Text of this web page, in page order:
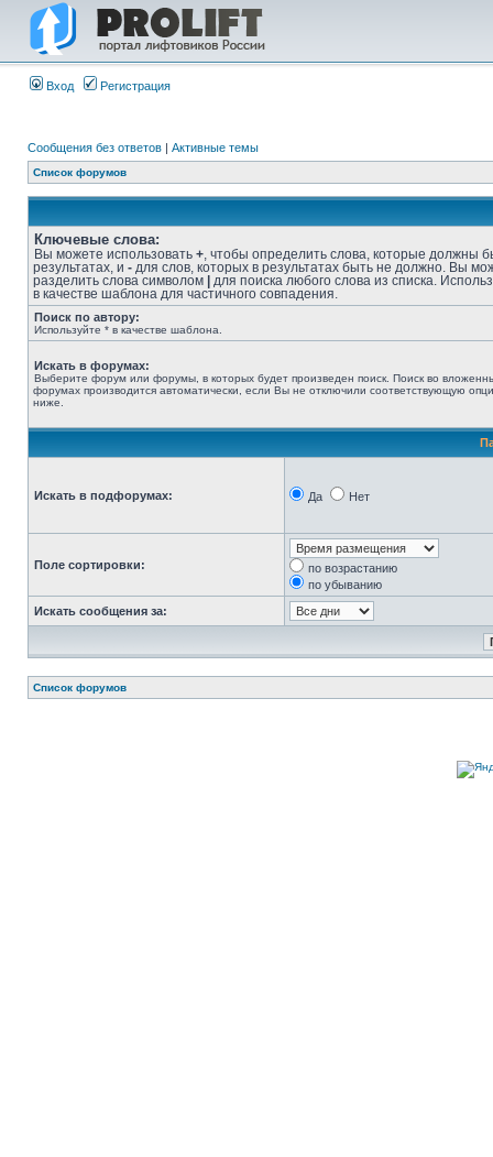
Вход Регистрация
Сообщения без ответов | Активные темы
Список форумов
Ключевые слова:
Вы можете использовать + , чтобы определить слова, которые должны
результатах, и - для слов, которых в результатах быть не должно. Вы
разделить слова символом
для поиска любого слова из списка.
в качестве шаблона для частичного совпадения.
Поиск по автору:
Используйте * в качестве шаблона.
Искать в форумах:
Выберите форум или форумы, в которых будет произведен поиск. Поиск во
форумах производится автоматически, если Вы не отключили соответствующую
ниже.
Искать в подфорумах: Да Нет
Поле сортировки:
по возрастанию
по убыванию
Искать сообщения за:
Список форумов